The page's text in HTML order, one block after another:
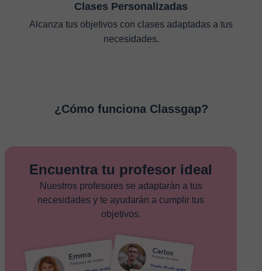
Clases Personalizadas
Alcanza tus objetivos con clases adaptadas a tus
necesidades.
¿Cómo funciona Classgap?
Encuentra tu profesor ideal
Nuestros profesores se adaptarán a tus
necesidades y te ayudarán a cumplir tus
objetivos.